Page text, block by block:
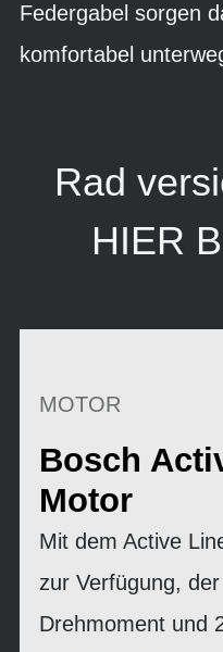
Federgabel sorgen
komfortabel
Rad
HIER
MOTOR
Bosch
Motor
Mit dem Active
zur Verfügung,
Drehmoment und